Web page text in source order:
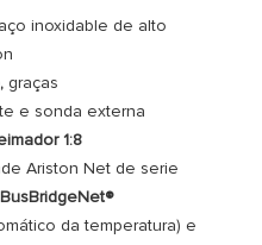
inoxidable de alto
graças
e sonda externa
1:8
Ariston Net de serie
BusBridgeNet®
da temperatura) e